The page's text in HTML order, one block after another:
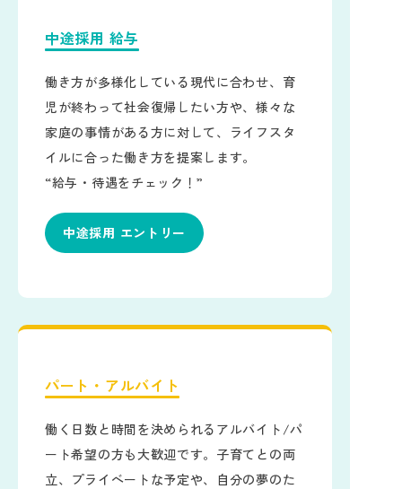
中途採用 給与
働き方が多様化している現代に合わせ、育
児が終わって社会復帰したい方や、様々な
家庭の事情がある方に対して、ライフスタ
イルに合った働き方を提案します。
“給与・待遇をチェック！”
中途採用 エントリー
パート・アルバイト
働く日数と時間を決められるアルバイト/パ
ート希望の方も大歓迎です。子育てとの両
立、プライベートな予定や、自分の夢のた